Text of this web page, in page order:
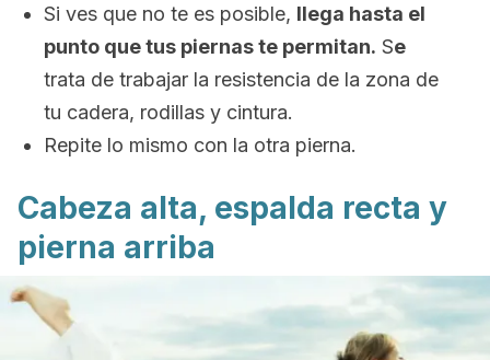
Si ves que no te es posible, llega hasta el
punto que tus piernas te permitan. Se
trata de trabajar la resistencia de la zona de
tu cadera, rodillas y cintura.
Repite lo mismo con la otra pierna.
Cabeza alta, espalda recta y
pierna arriba